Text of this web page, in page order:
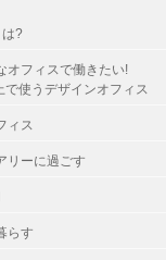
は?
オフィスで働きたい!
で使うデザインオフィス
ィス
リーに過ごす
らす